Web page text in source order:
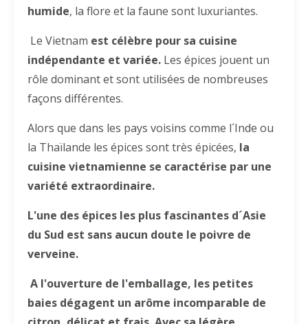
humide, la flore et la faune sont luxuriantes.
Le Vietnam est célèbre pour sa cuisine
indépendante et variée. Les épices jouent un
rôle dominant et sont utilisées de nombreuses
façons différentes.
Alors que dans les pays voisins comme l´Inde ou
la Thaïlande les épices sont très épicées, la
cuisine vietnamienne se caractérise par une
variété extraordinaire.
L'une des épices les plus fascinantes d´Asie
du Sud est sans aucun doute le poivre de
verveine.
A l'ouverture de l'emballage, les petites
baies dégagent un arôme incomparable de